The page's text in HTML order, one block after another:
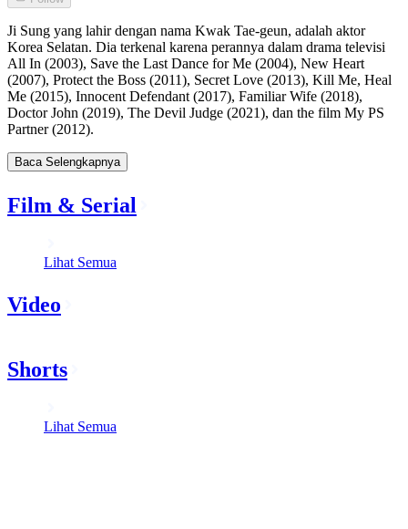
Ji Sung yang lahir dengan nama Kwak Tae-geun, adalah aktor
Korea Selatan. Dia terkenal karena perannya dalam drama televisi
All In (2003), Save the Last Dance for Me (2004), New Heart
(2007), Protect the Boss (2011), Secret Love (2013), Kill Me, Heal
Me (2015), Innocent Defendant (2017), Familiar Wife (2018),
Doctor John (2019), The Devil Judge (2021), dan the film My PS
Partner (2012).
Baca Selengkapnya
Film & Serial
Lihat Semua
Video
Shorts
Lihat Semua